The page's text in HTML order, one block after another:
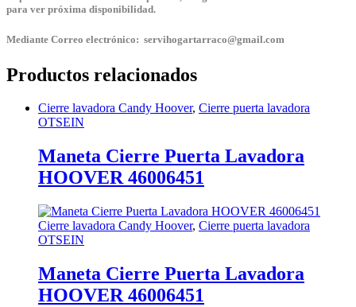
para ver próxima disponibilidad.
Mediante Correo electrónico: servihogartarraco@gmail.com
Productos relacionados
Cierre lavadora Candy Hoover, Cierre puerta lavadora
OTSEIN
Maneta Cierre Puerta Lavadora
HOOVER 46006451
Cierre lavadora Candy Hoover, Cierre puerta lavadora
OTSEIN
Maneta Cierre Puerta Lavadora
HOOVER 46006451